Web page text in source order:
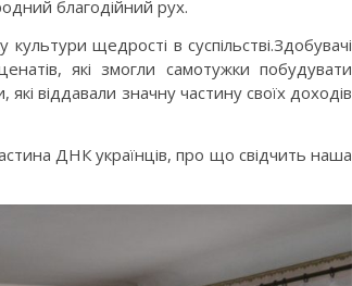
благодійний рух.
культури щедрості в суспільстві.Здобувачі
які змогли самотужки побудувати
віддавали значну частину своїх доходів
ДНК українців, про що свідчить наша